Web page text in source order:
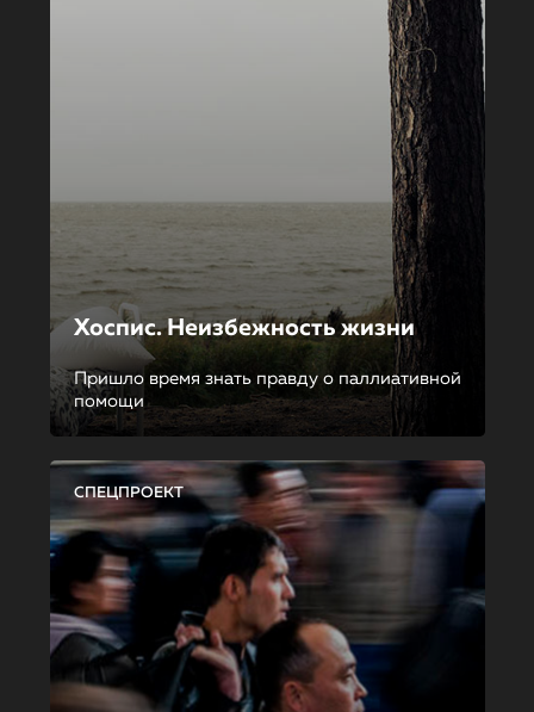
Хоспис. Неизбежность жизни
Пришло время знать правду о паллиативной
помощи
СПЕЦПРОЕКТ